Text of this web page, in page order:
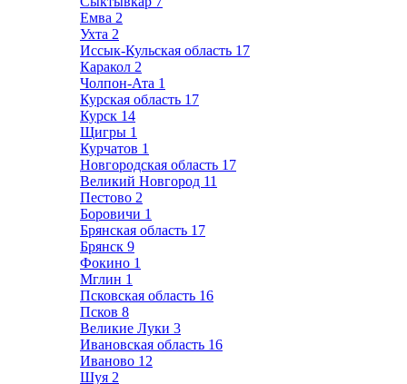
Емва 2
Ухта 2
Иссык-Кульская область 17
Каракол 2
Чолпон-Ата 1
Курская область 17
Курск 14
Щигры 1
Курчатов 1
Новгородская область 17
Великий Новгород 11
Пестово 2
Боровичи 1
Брянская область 17
Брянск 9
Фокино 1
Мглин 1
Псковская область 16
Псков 8
Великие Луки 3
Ивановская область 16
Иваново 12
Шуя 2